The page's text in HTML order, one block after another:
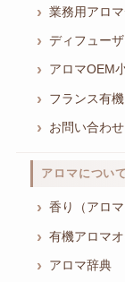
業務用アロ
ディフュー
アロマOEM
フランス有
お問い合わ
アロマについて
香り（アロ
有機アロマ
アロマ辞典